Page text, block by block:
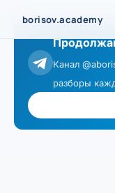
содержимому
Канал
разборы
borisov.academy